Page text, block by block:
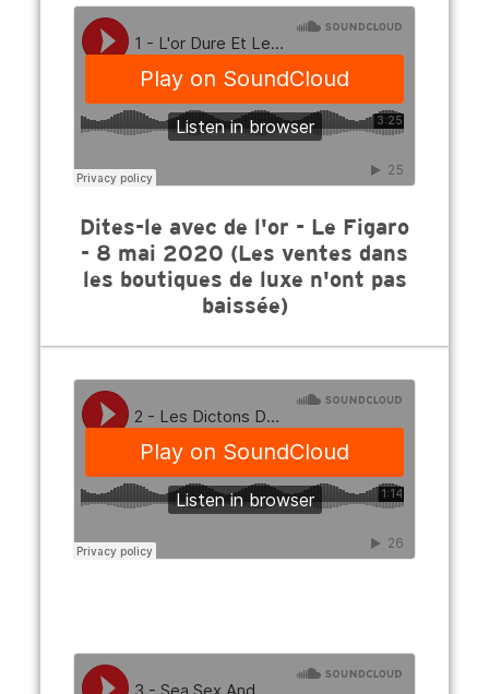
Dites-le avec de l'or - Le Figaro
- 8 mai 2020 (Les ventes dans
les boutiques de luxe n'ont pas
baissée)